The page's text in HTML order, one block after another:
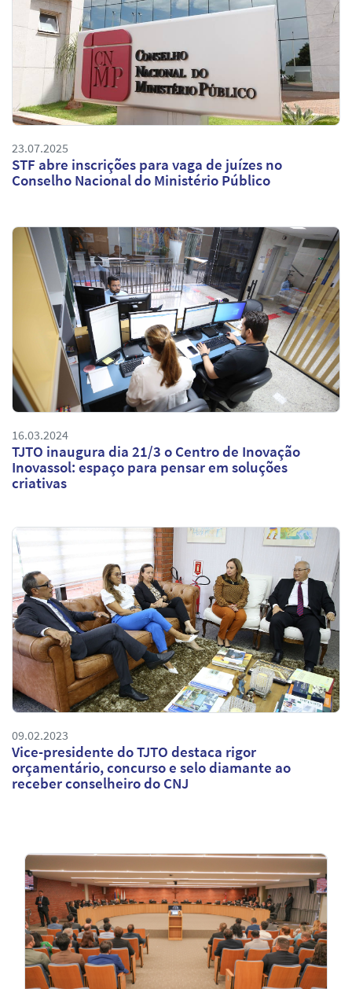
23.07.2025
STF abre inscrições para vaga de juízes no
Conselho Nacional do Ministério Público
16.03.2024
TJTO inaugura dia 21/3 o Centro de Inovação
Inovassol: espaço para pensar em soluções
criativas
09.02.2023
Vice-presidente do TJTO destaca rigor
orçamentário, concurso e selo diamante ao
receber conselheiro do CNJ
Notícias
em
Destaque